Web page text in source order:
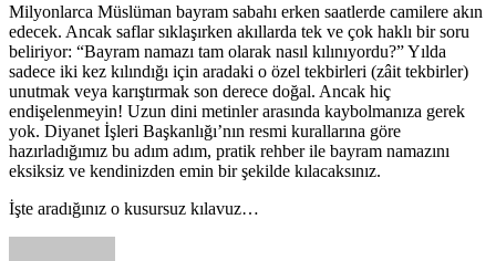
Milyonlarca Müslüman bayram sabahı erken saatlerde camilere akın
edecek. Ancak saflar sıklaşırken akıllarda tek ve çok haklı bir soru
beliriyor: “Bayram namazı tam olarak nasıl kılınıyordu?” Yılda
sadece iki kez kılındığı için aradaki o özel tekbirleri (zâit tekbirler)
unutmak veya karıştırmak son derece doğal. Ancak hiç
endişelenmeyin! Uzun dini metinler arasında kaybolmanıza gerek
yok. Diyanet İşleri Başkanlığı’nın resmi kurallarına göre
hazırladığımız bu adım adım, pratik rehber ile bayram namazını
eksiksiz ve kendinizden emin bir şekilde kılacaksınız.
İşte aradığınız o kusursuz kılavuz…